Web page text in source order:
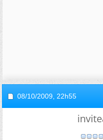
08/10/2009, 22h55